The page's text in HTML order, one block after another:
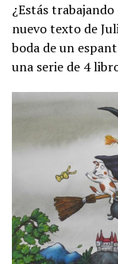
¿Estás
nuevo texto de
boda de un
una serie de 4